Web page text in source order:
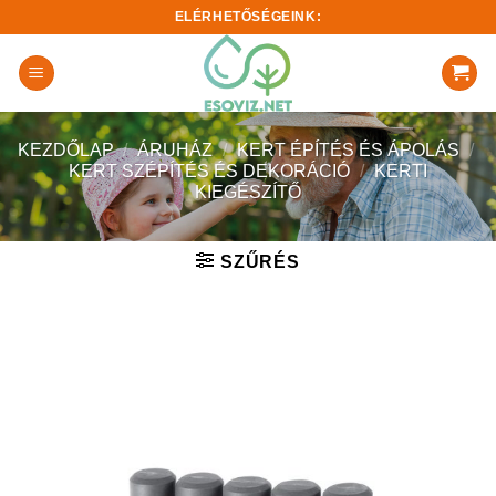
to
content
ELÉRHETŐSÉGEINK:
KEZDŐLAP / ÁRUHÁZ / KERT ÉPÍTÉS ÉS ÁPOLÁS /
KERT SZÉPÍTÉS ÉS DEKORÁCIÓ / KERTI
KIEGÉSZÍTŐ
SZŰRÉS